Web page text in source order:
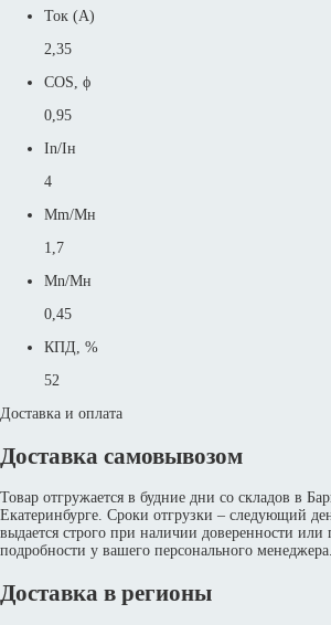
Ток (А)
2,35
COS, ϕ
0,95
In/Iн
4
Mm/Mн
1,7
Mn/Mн
0,45
КПД, %
52
Доставка и оплата
Доставка самовывозом
Товар отгружается в будние дни со складов в
Екатеринбурге. Сроки отгрузки – следующий
выдается строго при наличии доверенности или
подробности у вашего персонального менеджера.
Доставка в регионы